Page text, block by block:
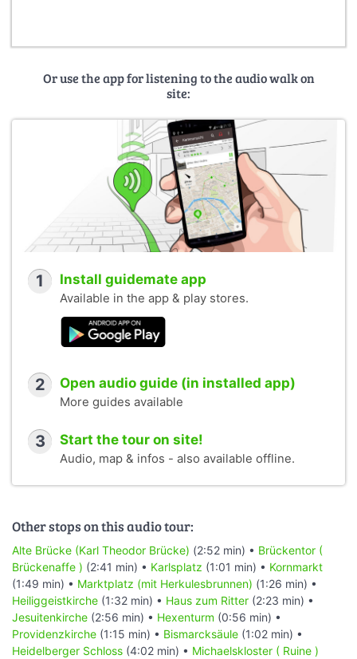
Or use the app for listening to the audio walk on
site:
1 Install guidemate app
Available in the app & play stores.
2 Open audio guide (in installed app)
More guides available
3 Start the tour on site!
Audio, map & infos - also available offline.
Other stops on this audio tour:
Alte Brücke (Karl Theodor Brücke) (2:52 min) • Brückentor (
Brückenaffe ) (2:41 min) • Karlsplatz (1:01 min) • Kornmarkt
(1:49 min) • Marktplatz (mit Herkulesbrunnen) (1:26 min) •
Heiliggeistkirche (1:32 min) • Haus zum Ritter (2:23 min) •
Jesuitenkirche (2:56 min) • Hexenturm (0:56 min) •
Providenzkirche (1:15 min) • Bismarcksäule (1:02 min) •
Heidelberger Schloss (4:02 min) • Michaelskloster ( Ruine )